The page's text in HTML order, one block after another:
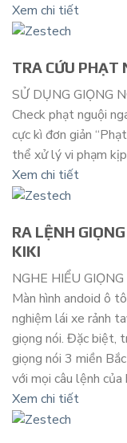
Xem chi tiết
TRA CỨU
SỬ DỤNG GIỌNG
Check phạt nguội
cực kì đơn giản
thể xử lý vi phạm
Xem chi tiết
RA LỆNH
KIKI
NGHE HIỂU
Màn hình andoid ô
nghiệm lái xe rảnh
giọng nói. Đặc biệt,
giọng nói 3 miền
với mọi câu lệnh của
Xem chi tiết